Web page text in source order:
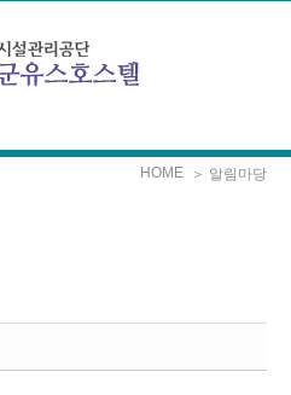
HOME ＞ 알림마당